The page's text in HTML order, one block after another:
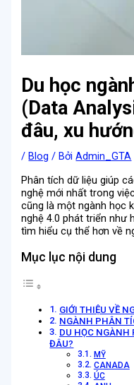
Du học
(Data
đâu, xu
/Blog / BởiAdmin_GTA
Phân tích dữ liệu giúp
nghệ mới nhất trong
cũng là một ngành học
nghệ 4.0 phát triển như
tìm hiểu cụ thể hơn về
Mục lục nội dung
GIỚI THIỆU VỀ
NGÀNH PHÂN
DU HỌC NGÀNH
ĐÂU?
MỸ
CANADA
ÚC